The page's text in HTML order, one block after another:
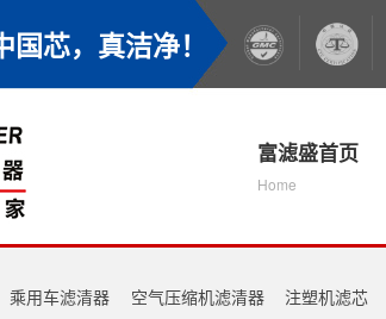
芯，真洁净！
富滤盛首页
Home
乘用车滤清器 空气压缩机滤清器 注塑机滤芯